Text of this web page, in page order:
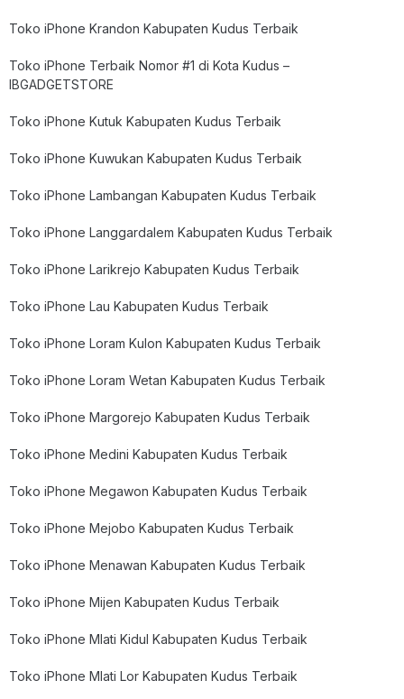
Toko iPhone Krandon Kabupaten Kudus Terbaik
Toko iPhone Terbaik Nomor #1 di Kota Kudus –
IBGADGETSTORE
Toko iPhone Kutuk Kabupaten Kudus Terbaik
Toko iPhone Kuwukan Kabupaten Kudus Terbaik
Toko iPhone Lambangan Kabupaten Kudus Terbaik
Toko iPhone Langgardalem Kabupaten Kudus Terbaik
Toko iPhone Larikrejo Kabupaten Kudus Terbaik
Toko iPhone Lau Kabupaten Kudus Terbaik
Toko iPhone Loram Kulon Kabupaten Kudus Terbaik
Toko iPhone Loram Wetan Kabupaten Kudus Terbaik
Toko iPhone Margorejo Kabupaten Kudus Terbaik
Toko iPhone Medini Kabupaten Kudus Terbaik
Toko iPhone Megawon Kabupaten Kudus Terbaik
Toko iPhone Mejobo Kabupaten Kudus Terbaik
Toko iPhone Menawan Kabupaten Kudus Terbaik
Toko iPhone Mijen Kabupaten Kudus Terbaik
Toko iPhone Mlati Kidul Kabupaten Kudus Terbaik
Toko iPhone Mlati Lor Kabupaten Kudus Terbaik